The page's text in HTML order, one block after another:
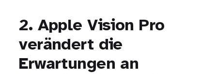
2. Apple Vision Pro
verändert die
Erwartungen an